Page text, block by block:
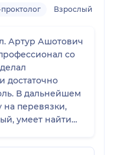
Взрослый
Артур Ашотович
со
достаточно
В дальнейшем
на перевязки,
умеет найти